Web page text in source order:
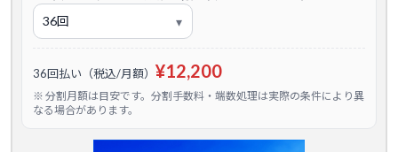
36回払い（税込/月額） ¥12,200
※ 分割月額は目安です。分割手数料・端数処理は実際の条件により異
なる場合があります。